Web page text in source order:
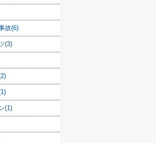
故(6)
(3)
(1)